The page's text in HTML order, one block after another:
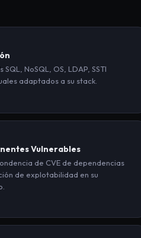
SQL, NoSQL, OS, LDAP, SSTI
adaptados a su stack.
Vulnerables
de CVE de dependencias
de explotabilidad en su